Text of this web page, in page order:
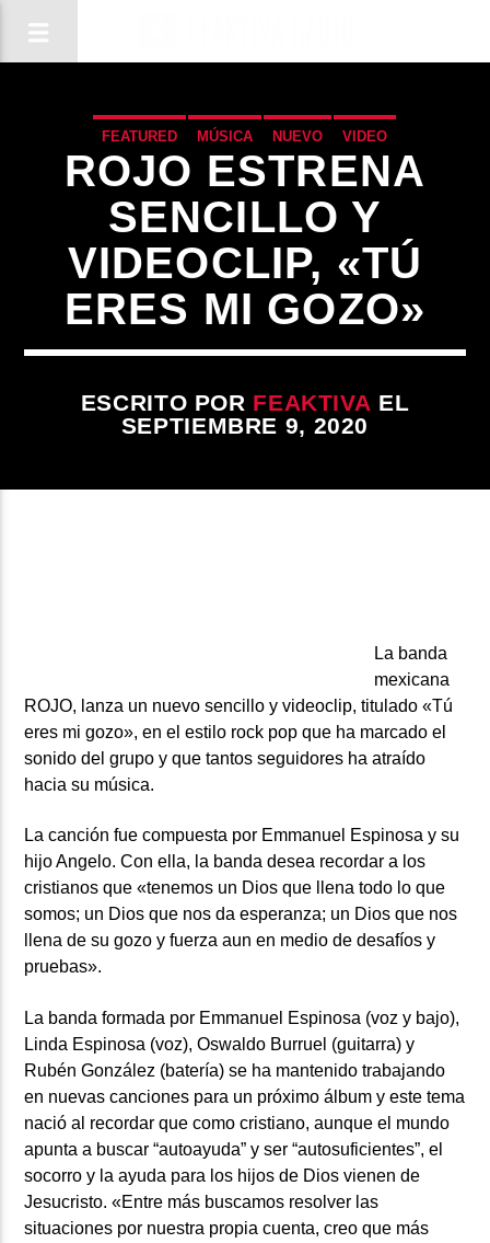
FEATURED MÚSICA NUEVO VIDEO
ROJO ESTRENA
SENCILLO Y
VIDEOCLIP, «TÚ
ERES MI GOZO»
ESCRITO POR FEAKTIVA EL
SEPTIEMBRE 9, 2020
La banda
mexicana
ROJO, lanza un nuevo sencillo y videoclip, titulado «Tú
eres mi gozo», en el estilo rock pop que ha marcado el
sonido del grupo y que tantos seguidores ha atraído
hacia su música.
La canción fue compuesta por Emmanuel Espinosa y su
hijo Angelo. Con ella, la banda desea recordar a los
cristianos que «tenemos un Dios que llena todo lo que
somos; un Dios que nos da esperanza; un Dios que nos
llena de su gozo y fuerza aun en medio de desafíos y
pruebas».
La banda formada por Emmanuel Espinosa (voz y bajo),
Linda Espinosa (voz), Oswaldo Burruel (guitarra) y
Rubén González (batería) se ha mantenido trabajando
en nuevas canciones para un próximo álbum y este tema
nació al recordar que como cristiano, aunque el mundo
apunta a buscar “autoayuda” y ser “autosuficientes”, el
socorro y la ayuda para los hijos de Dios vienen de
Jesucristo. «Entre más buscamos resolver las
situaciones por nuestra propia cuenta, creo que más